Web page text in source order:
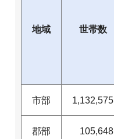
地域 世帯数
市部 1,132,575
郡部 105,648